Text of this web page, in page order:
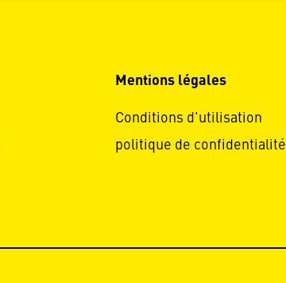
Mentions légales
Conditions d'utilisation
politique de confidentialité